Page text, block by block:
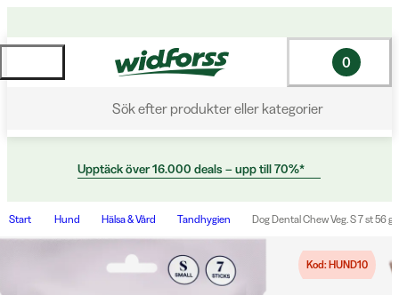
Sök efter produkter eller kategorier
0
Upptäck över 16.000 deals – upp till 70%*
Start Hund Hälsa & Vård Tandhygien Dog Dental Chew Veg. S 7 st 56 g
Kod: HUND10